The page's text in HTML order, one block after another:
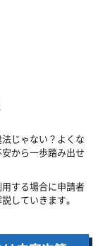
じゃない？よくな
から一歩踏み出せ
する場合に申請者
していきます。